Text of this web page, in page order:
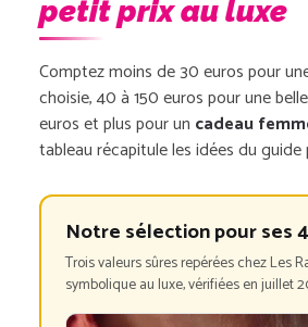
petit prix au luxe
Comptez moins de 30 euros pour
choisie, 40 à 150 euros pour une
euros et plus pour un cadeau
tableau récapitule les idées du
Notre sélection pour ses
Trois valeurs sûres repérées chez Les
symbolique au luxe, vérifiées en juillet